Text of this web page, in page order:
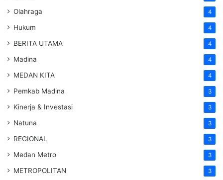
Olahraga 4
Hukum 4
BERITA UTAMA 4
Madina 4
MEDAN KITA 4
Pemkab Madina 3
Kinerja & Investasi 3
Natuna 3
REGIONAL 3
Medan Metro 3
METROPOLITAN 3